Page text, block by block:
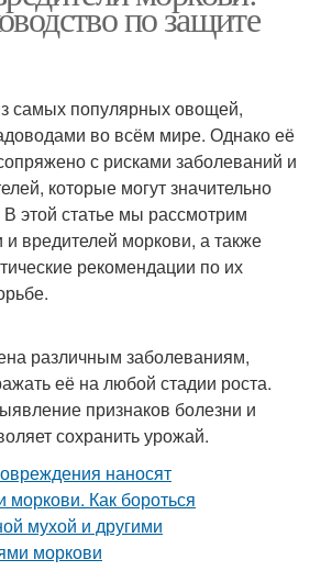
по защите
самых популярных овощей,
во всём мире. Однако её
с рисками заболеваний и
которые могут значительно
этой статье мы рассмотрим
вредителей моркови, а также
рекомендации по их
различным заболеваниям,
её на любой стадии роста.
признаков болезни и
сохранить урожай.